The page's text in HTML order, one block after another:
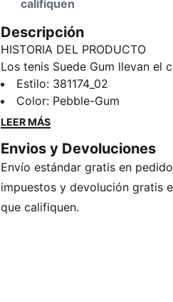
califiquen
Descripción
HISTORIA DEL PRODUCTO
Los tenis Suede Gum llevan el
completamente nuevo. El
a la escena por primera vez en
entonces, ha sido lucido por
renovado adopta el estilo
gamuza de primera clase, un
metálica y una suela de goma
DETALLES
Estilo: 381174_02
Color: Pebble-Gum
LEER MÁS
Envios y Devoluciones
Envío estándar gratis en
impuestos y devolución gratis
que califiquen.